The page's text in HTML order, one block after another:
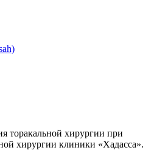
торакальной хирургии при
хирургии клиники «Хадасса».